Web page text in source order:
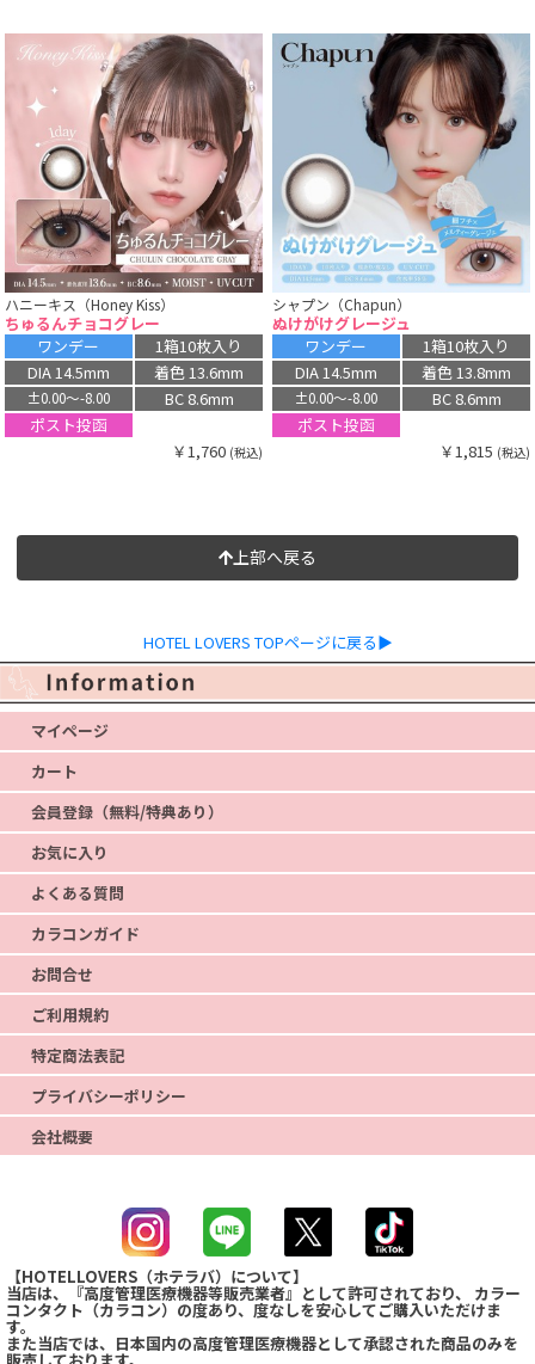
ハニーキス（Honey Kiss）
ちゅるんチョコグレー
ワンデー
1箱10枚入り
DIA 14.5mm
着色 13.6mm
±0.00〜-8.00
BC 8.6mm
ポスト投函
￥1,760 (税込)
シャプン（Chapun）
ぬけがけグレージュ
ワンデー
1箱10枚入り
DIA 14.5mm
着色 13.8mm
±0.00〜-8.00
BC 8.6mm
ポスト投函
￥1,815 (税込)
上部へ戻る
HOTEL LOVERS TOPページに戻る▶
マイページ
カート
会員登録（無料/特典あり）
お気に入り
よくある質問
カラコンガイド
お問合せ
ご利用規約
特定商法表記
プライバシーポリシー
会社概要
【HOTELLOVERS（ホテラバ）について】
当店は、『高度管理医療機器等販売業者』として許可されており、 カラー
コンタクト（カラコン）の度あり、度なしを安心してご購入いただけま
す。
また当店では、日本国内の高度管理医療機器として承認された商品のみを